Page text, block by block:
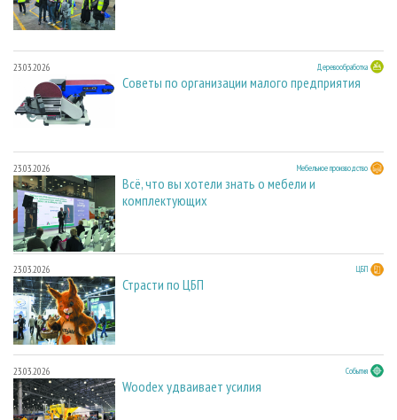
23.03.2026 Деревообработка
Советы по организации малого предприятия
23.03.2026 Мебельное производство
Всё, что вы хотели знать о мебели и
комплектующих
23.03.2026 ЦБП
Страсти по ЦБП
23.03.2026 События
Woodex удваивает усилия